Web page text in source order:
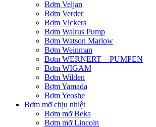
Bơm Veljan
Bơm Verder
Bơm Vickers
Bơm Walrus Pump
Bơm Watson Marlow
Bơm Weinman
Bơm WERNERT – PUMPEN
Bơm WIGAM
Bơm Wilden
Bơm Yamada
Bơm Yeoshe
Bơm mỡ chịu nhiệt
Bơm mỡ Beka
Bơm mỡ Lincoln